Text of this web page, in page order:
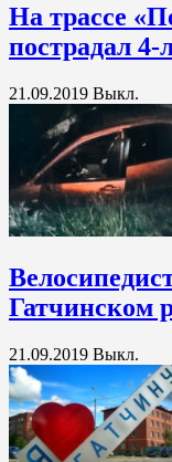
На трассе
пострадал 4-
21.09.2019 Выкл.
Гатчинском
21.09.2019 Выкл.